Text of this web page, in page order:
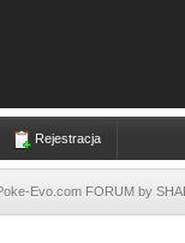
Rejestracja
Evo.com FORUM by